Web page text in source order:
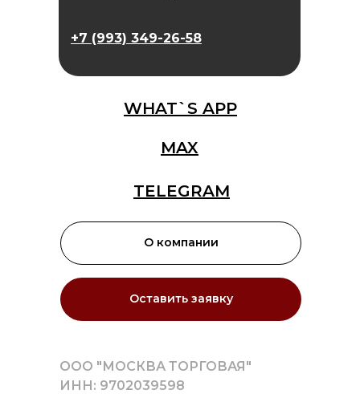
Оставить заявку
О компании
MAX
TELEGRAM
WHAT`S APP
ООО "МОСКВА ТОРГОВАЯ"
ИНН: 9702039598
+7 (993) 349-26-58